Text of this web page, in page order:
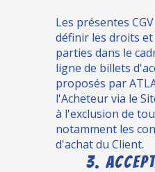
Les présentes
définir les droits
parties dans le
ligne de billets
proposés par
l'Acheteur via le
à l'exclusion de
notamment les
d'achat du Client.
3.